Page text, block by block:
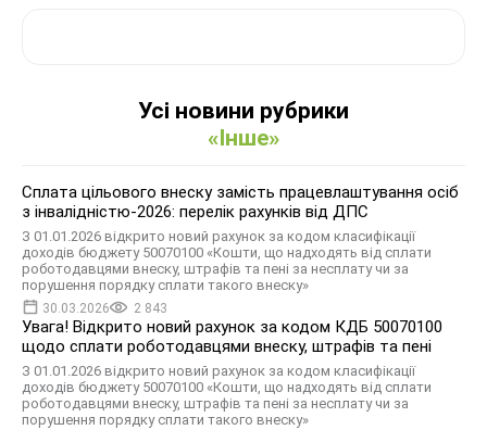
Усі новини рубрики
«Інше»
Сплата цільового внеску замість працевлаштування осіб
з інвалідністю-2026: перелік рахунків від ДПС
З 01.01.2026 відкрито новий рахунок за кодом класифікації
доходів бюджету 50070100 «Кошти, що надходять від сплати
роботодавцями внеску, штрафів та пені за несплату чи за
порушення порядку сплати такого внеску»
30.03.2026 2 843
Увага! Відкрито новий рахунок за кодом КДБ 50070100
щодо сплати роботодавцями внеску, штрафів та пені
З 01.01.2026 відкрито новий рахунок за кодом класифікації
доходів бюджету 50070100 «Кошти, що надходять від сплати
роботодавцями внеску, штрафів та пені за несплату чи за
порушення порядку сплати такого внеску»